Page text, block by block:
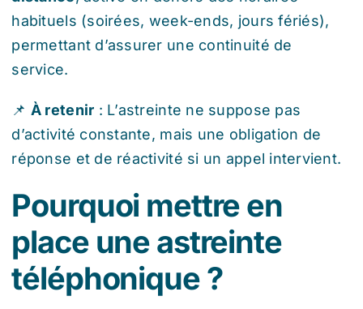
habituels (soirées, week-ends, jours fériés),
permettant d’assurer une continuité de
service.
📌 À retenir : L’astreinte ne suppose pas
d’activité constante, mais une obligation de
réponse et de réactivité si un appel intervient.
Pourquoi mettre en
place une astreinte
téléphonique ?